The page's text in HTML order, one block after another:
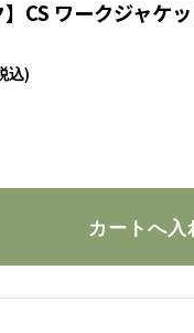
】CS ワークジャケ
込)